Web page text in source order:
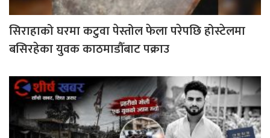
सिराहाको घरमा कटुवा पेस्तोल फेला परेपछि होस्टेलमा
बसिरहेका युवक काठमाडौँबाट पक्राउ